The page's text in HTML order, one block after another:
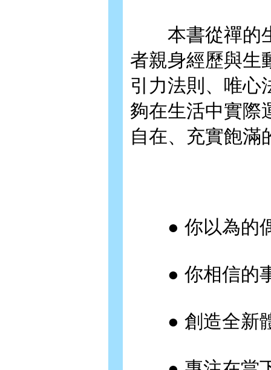
本書從禪的生
者親身經歷與生
引力法則、唯心
夠在生活中實際
自在、充實飽滿
● 你以為的偶
● 你相信的事
● 創造全新體